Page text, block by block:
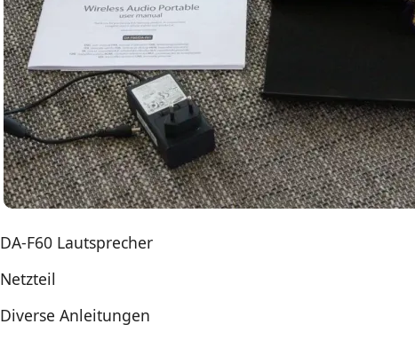
DA-F60 Lautsprecher
Netzteil
Diverse Anleitungen